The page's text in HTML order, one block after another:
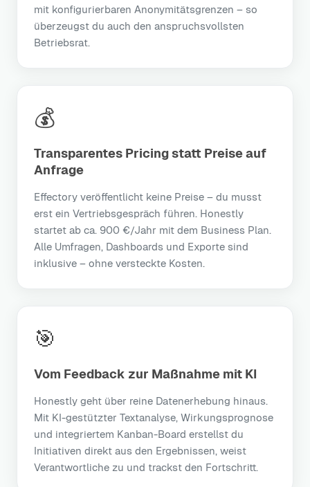
mit konfigurierbaren Anonymitätsgrenzen – so
überzeugst du auch den anspruchsvollsten
Betriebsrat.
💰
Transparentes Pricing statt Preise auf
Anfrage
Effectory veröffentlicht keine Preise – du musst
erst ein Vertriebsgespräch führen. Honestly
startet ab ca. 900 €/Jahr mit dem Business Plan.
Alle Umfragen, Dashboards und Exporte sind
inklusive – ohne versteckte Kosten.
🎯
Vom Feedback zur Maßnahme mit KI
Honestly geht über reine Datenerhebung hinaus.
Mit KI-gestützter Textanalyse, Wirkungsprognose
und integriertem Kanban-Board erstellst du
Initiativen direkt aus den Ergebnissen, weist
Verantwortliche zu und trackst den Fortschritt.